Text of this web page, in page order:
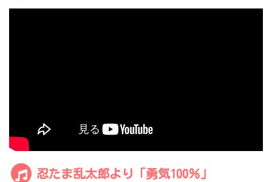
忍たま乱太郎より「勇気100％」